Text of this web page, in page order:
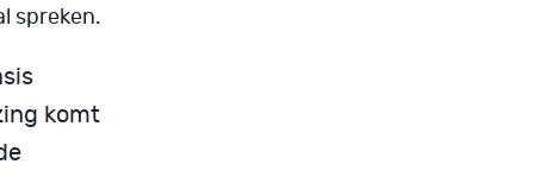
spreken.
komt